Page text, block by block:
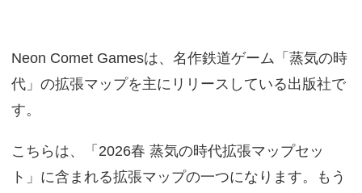
Neon Comet Gamesは、名作鉄道ゲーム「蒸気の時
代」の拡張マップを主にリリースしている出版社で
す。
こちらは、「2026春 蒸気の時代拡張マップセッ
ト」に含まれる拡張マップの一つになります。もう